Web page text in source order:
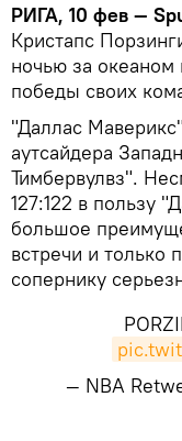
РИГА, 10 фев —
Кристапс
ночью за океаном
победы своих
"Даллас
аутсайдера
Тимбервулвз".
127:122 в пользу
большое
встречи и только
сопернику
— NBA